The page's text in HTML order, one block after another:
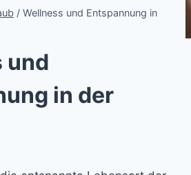
/ Wellness und Entspannung in
und
in der